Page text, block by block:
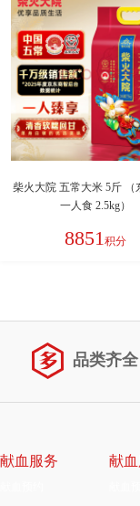
柴火大院 五常大米 5斤 （
一人食 2.5kg）
8851积分
品类齐
献血服务 献